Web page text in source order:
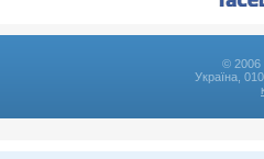
© 2006
Україна,